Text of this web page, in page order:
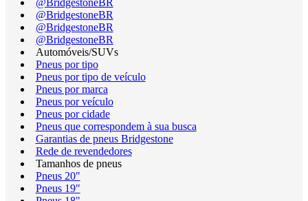
@BridgestoneBR
@BridgestoneBR
@BridgestoneBR
@BridgestoneBR
Automóveis/SUVs
Pneus por tipo
Pneus por tipo de veículo
Pneus por marca
Pneus por veículo
Pneus por cidade
Pneus que correspondem à sua busca
Garantias de pneus Bridgestone
Rede de revendedores
Tamanhos de pneus
Pneus 20"
Pneus 19"